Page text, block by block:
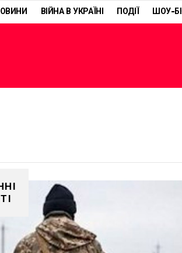
ВІЙНА В УКРАЇНІ ПОДІЇ ШОУ-